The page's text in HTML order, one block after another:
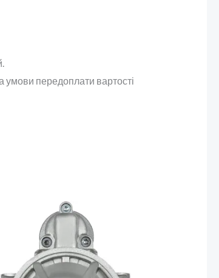
умови передоплати вартості